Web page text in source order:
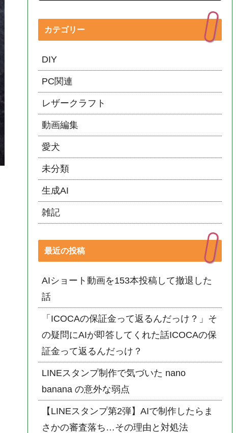
カテゴリー
DIY
PC関連
レザークラフト
動画編集
愛犬
未分類
生成AI
雑記
最近の投稿
AIショート動画を153本投稿して撤退した
話
「ICOCAの保証金って返るんだっけ？」そ
の疑問にAIが即答してくれた話ICOCAの保
証金って返るんだっけ？
LINEスタンプ制作で気づいた nano
banana の意外な弱点
【LINEスタンプ第2弾】AIで制作したらま
さかの審査落ち…その理由と対処法